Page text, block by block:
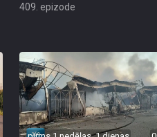
409. epizode